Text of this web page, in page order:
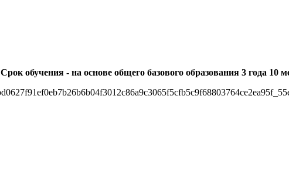
Срок обучения - на основе общего базового образования 3 года 10